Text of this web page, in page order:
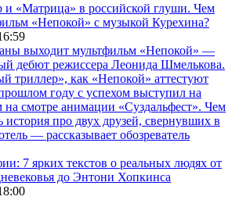
и «Матрица» в российской глуши. Чем
«Непокой» с музыкой Курехина?
выходит мультфильм «Непокой» —
дебют режиссера Леонида Шмелькова.
триллер», как «Непокой» аттестуют
году с успехом выступил на
смотре анимации «Суздальфест». Чем
история про двух друзей, свернувших в
— рассказывает обозреватель
7 ярких текстов о реальных людях от
до Энтони Хопкинса